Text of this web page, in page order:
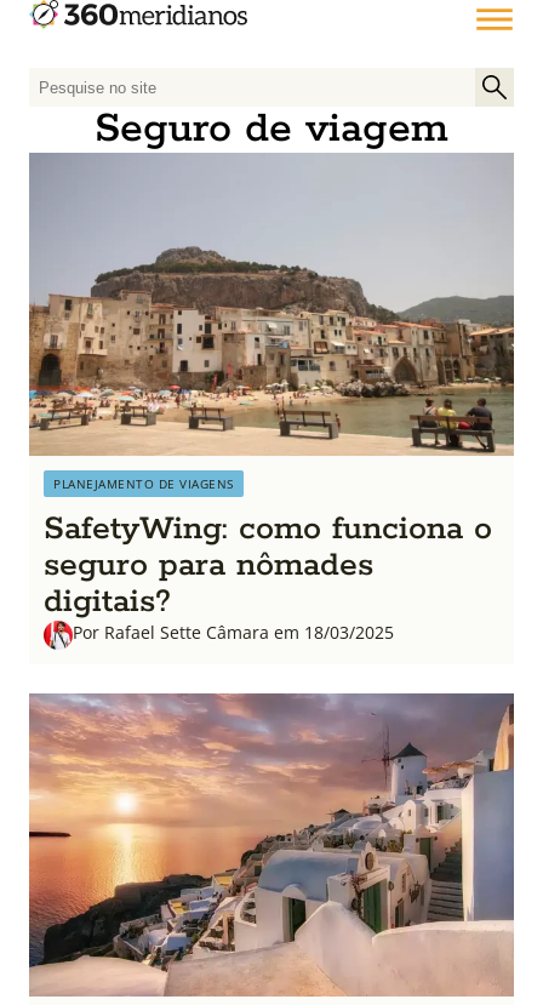
P
r
p
o
r
:
Seguro de viagem
PLANEJAMENTO DE VIAGENS
SafetyWing: como funciona o
seguro para nômades
digitais?
Por Rafael Sette Câmara em 18/03/2025